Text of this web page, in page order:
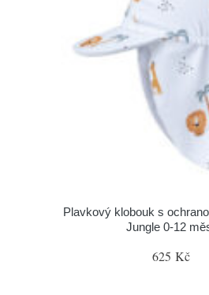
Plavkový klobouk s
Jungle 0-12
625 Kč